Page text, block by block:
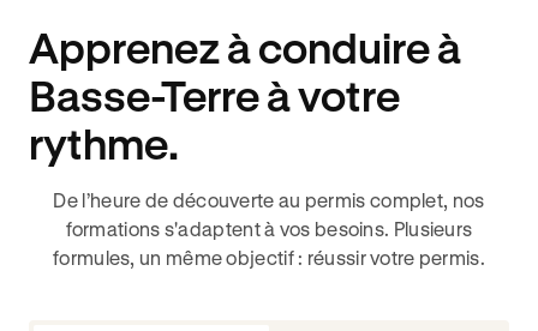
Apprenez à conduire à
Basse-Terre à votre
rythme.
De l’heure de découverte au permis complet, nos
formations s'adaptent à vos besoins. Plusieurs
formules, un même objectif : réussir votre permis.